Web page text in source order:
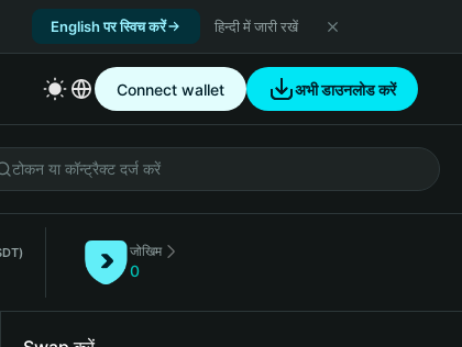
English पर स्विच करें हिन्दी में जारी रखें
Connect wallet अभी डाउनलोड करें
जोखिम
0